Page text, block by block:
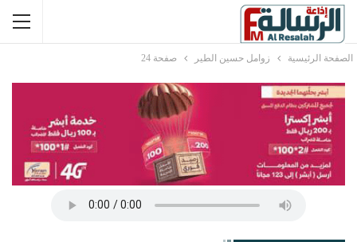
الصفحة الرئيسية زوامل حسين الطير صفحة 24